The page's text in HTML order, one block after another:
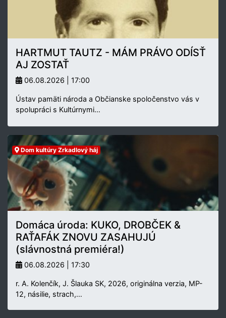
HARTMUT TAUTZ - MÁM PRÁVO ODÍSŤ
AJ ZOSTAŤ
06.08.2026 | 17:00
Ústav pamäti národa a Občianske spoločenstvo vás v
spolupráci s Kultúrnymi…
Dom kultúry Zrkadlový háj
Domáca úroda: KUKO, DROBČEK &
RAŤAFÁK ZNOVU ZASAHUJÚ
(slávnostná premiéra!)
06.08.2026 | 17:30
r. A. Kolenčík, J. Šlauka SK, 2026, originálna verzia, MP-
12, násilie, strach,…